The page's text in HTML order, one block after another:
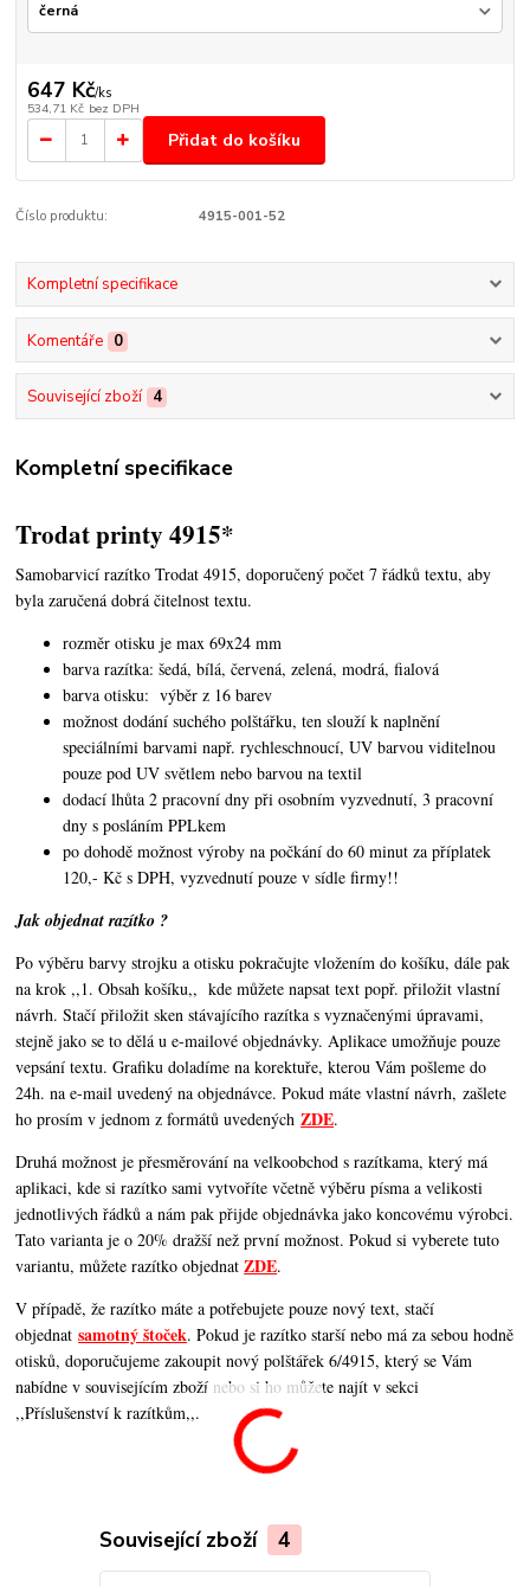
647 Kč/ks
534,71 Kč bez DPH
Přidat do košíku
Číslo produktu: 4915-001-52
Kompletní specifikace
Komentáře 0
Související zboží 4
Kompletní specifikace
Trodat printy 4915*
Samobarvicí razítko Trodat 4915, doporučený počet 7 řádků textu, aby
byla zaručená dobrá čitelnost textu.
rozměr otisku je max 69x24 mm
barva razítka: šedá, bílá, červená, zelená, modrá, fialová
barva otisku: výběr z 16 barev
možnost dodání suchého polštářku, ten slouží k naplnění
speciálními barvami např. rychleschnoucí, UV barvou viditelnou
pouze pod UV světlem nebo barvou na textil
dodací lhůta 2 pracovní dny při osobním vyzvednutí, 3 pracovní
dny s posláním PPLkem
po dohodě možnost výroby na počkání do 60 minut za příplatek
120,- Kč s DPH, vyzvednutí pouze v sídle firmy!!
Jak objednat razítko ?
Po výběru barvy strojku a otisku pokračujte vložením do košíku, dále pak
na krok ,,1. Obsah košíku,, kde můžete napsat text popř. přiložit vlastní
návrh. Stačí přiložit sken stávajícího razítka s vyznačenými úpravami,
stejně jako se to dělá u e-mailové objednávky. Aplikace umožňuje pouze
vepsání textu. Grafiku doladíme na korektuře, kterou Vám pošleme do
24h. na e-mail uvedený na objednávce. Pokud máte vlastní návrh, zašlete
ho prosím v jednom z formátů uvedenýchZDE.
Druhá možnost je přesměrování na velkoobchod s razítkama, který má
aplikaci, kde si razítko sami vytvoříte včetně výběru písma a velikosti
jednotlivých řádků a nám pak přijde objednávka jako koncovému výrobci.
Tato varianta je o 20% dražší než první možnost. Pokud si vyberete tuto
variantu, můžete razítko objednatZDE.
V případě, že razítko máte a potřebujete pouze nový text, stačí
objednatsamotný štoček. Pokud je razítko starší nebo má za sebou hodně
otisků, doporučujeme zakoupit nový polštářek 6/4915, který se Vám
nabídne v souvisejícím zboží nebo si ho můžete najít v sekci
,,Příslušenství k razítkům,,.
Související zboží 4